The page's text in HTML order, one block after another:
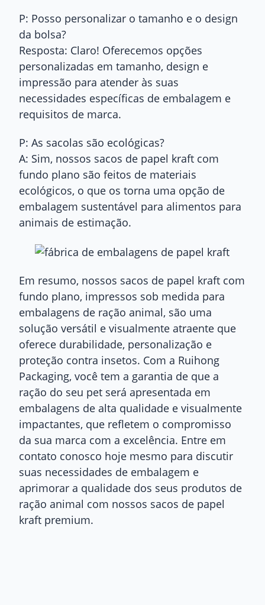
P: Posso personalizar o tamanho e o design
da bolsa?
Resposta: Claro! Oferecemos opções
personalizadas em tamanho, design e
impressão para atender às suas
necessidades específicas de embalagem e
requisitos de marca.
P: As sacolas são ecológicas?
A: Sim, nossos sacos de papel kraft com
fundo plano são feitos de materiais
ecológicos, o que os torna uma opção de
embalagem sustentável para alimentos para
animais de estimação.
Em resumo, nossos sacos de papel kraft com
fundo plano, impressos sob medida para
embalagens de ração animal, são uma
solução versátil e visualmente atraente que
oferece durabilidade, personalização e
proteção contra insetos. Com a Ruihong
Packaging, você tem a garantia de que a
ração do seu pet será apresentada em
embalagens de alta qualidade e visualmente
impactantes, que refletem o compromisso
da sua marca com a excelência. Entre em
contato conosco hoje mesmo para discutir
suas necessidades de embalagem e
aprimorar a qualidade dos seus produtos de
ração animal com nossos sacos de papel
kraft premium.